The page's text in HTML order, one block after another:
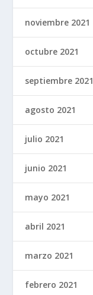
noviembre 2021
octubre 2021
septiembre 2021
agosto 2021
julio 2021
junio 2021
mayo 2021
abril 2021
marzo 2021
febrero 2021